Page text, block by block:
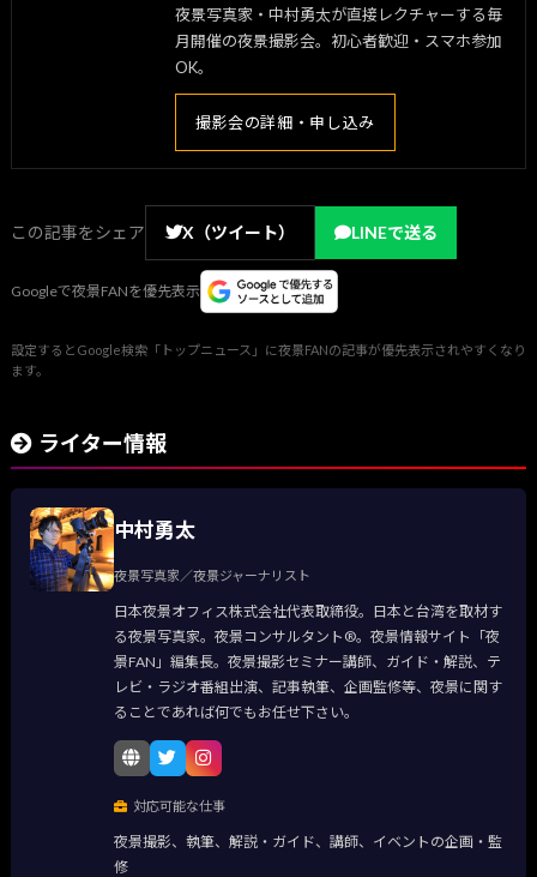
夜景写真家・中村勇太が直接レクチャーする毎
月開催の夜景撮影会。初心者歓迎・スマホ参加
OK。
撮影会の詳細・申し込み
この記事をシェア X（ツイート） LINEで送る
Googleで夜景FANを優先表示
設定するとGoogle検索「トップニュース」に夜景FANの記事が優先表示されやすくなり
ます。
ライター情報
中村勇太
夜景写真家／夜景ジャーナリスト
日本夜景オフィス株式会社代表取締役。日本と台湾を取材す
る夜景写真家。夜景コンサルタント®。夜景情報サイト「夜
景FAN」編集長。夜景撮影セミナー講師、ガイド・解説、テ
レビ・ラジオ番組出演、記事執筆、企画監修等、夜景に関す
ることであれば何でもお任せ下さい。
対応可能な仕事
夜景撮影、執筆、解説・ガイド、講師、イベントの企画・監
修